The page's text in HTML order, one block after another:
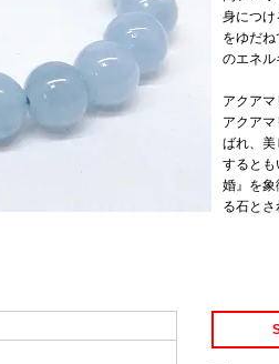
身につけ
をゆだ
のエネル
アクア
アクア
ばれ、美
するとも
婚』を象
る石とさ